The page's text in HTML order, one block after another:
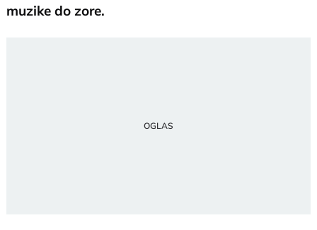
muzike do zore.